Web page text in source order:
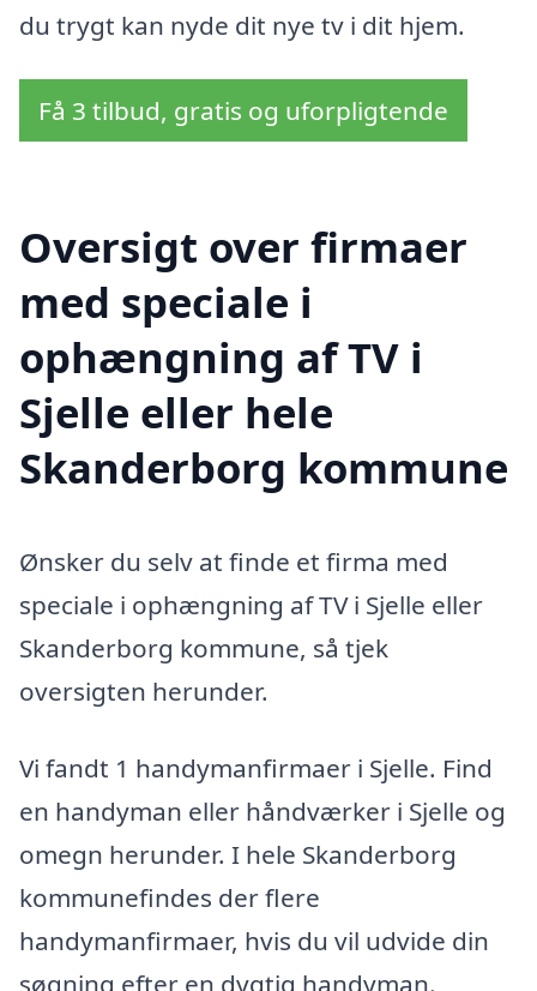
du trygt kan nyde dit nye tv i dit hjem.
Få 3 tilbud, gratis og uforpligtende
Oversigt over firmaer
med speciale i
ophængning af TV i
Sjelle eller hele
Skanderborg kommune
Ønsker du selv at finde et firma med
speciale i ophængning af TV i Sjelle eller
Skanderborg kommune, så tjek
oversigten herunder.
Vi fandt 1 handymanfirmaer i Sjelle. Find
en handyman eller håndværker i Sjelle og
omegn herunder. I hele Skanderborg
kommunefindes der flere
handymanfirmaer, hvis du vil udvide din
søgning efter en dygtig handyman.